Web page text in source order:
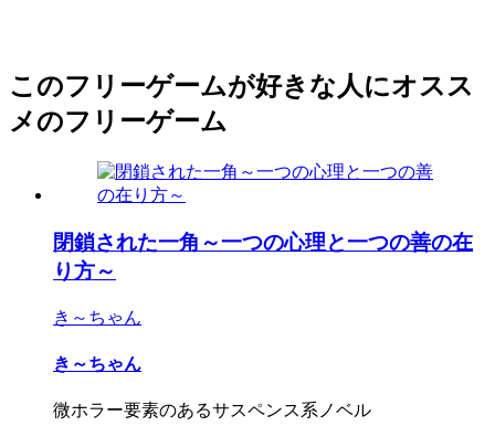
このフリーゲームが好きな人にオスス
メのフリーゲーム
閉鎖された一角～一つの心理と一つの善の在
り方～
き～ちゃん
き～ちゃん
微ホラー要素のあるサスペンス系ノベル